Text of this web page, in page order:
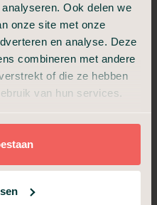
Ook delen we
onze site met onze
en analyse. Deze
combineren met andere
of die ze hebben
van hun services.